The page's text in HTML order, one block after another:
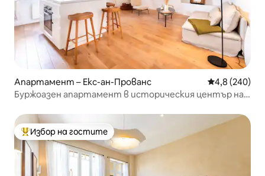
Апартамент – Екс-ан-Прованс Средна
4,8 (240)
Буржоазен апартамент в историческия център на
Най-популярен избор на гостите
Избор на гостите